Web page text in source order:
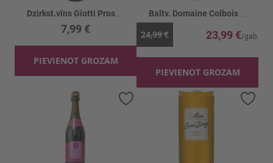
7,99 €
PIEVIENOT GROZAM
24,99 € 23,99 €
PIEVIENOT GROZAM
Pievienot vēlmju sarakstam